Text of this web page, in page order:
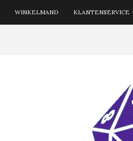
WINKELMAND KLANTENSERVICE